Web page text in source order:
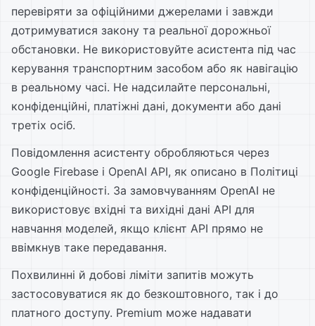
перевіряти за офіційними джерелами і завжди
дотримуватися закону та реальної дорожньої
обстановки. Не використовуйте асистента під час
керування транспортним засобом або як навігацію
в реальному часі. Не надсилайте персональні,
конфіденційні, платіжні дані, документи або дані
третіх осіб.
Повідомлення асистенту обробляються через
Google Firebase і OpenAI API, як описано в Політиці
конфіденційності. За замовчуванням OpenAI не
використовує вхідні та вихідні дані API для
навчання моделей, якщо клієнт API прямо не
ввімкнув таке передавання.
Похвилинні й добові ліміти запитів можуть
застосовуватися як до безкоштовного, так і до
платного доступу. Premium може надавати